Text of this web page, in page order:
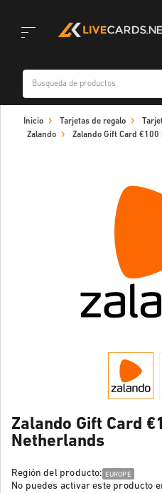
navigation
Inicio Tarjetas de regalo
Zalando
Zalando Gift Card
Zalando Gift Card
Netherlands
Región del producto: EUROPE
No puedes activar este producto